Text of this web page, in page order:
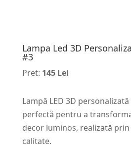
Lampa Led 3D
#3
Pret: 145 Lei
Lampă LED 3D
perfectă pentru a
decor luminos, realizată
calitate.